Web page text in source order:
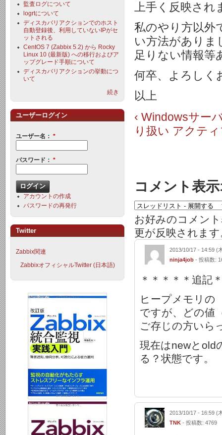
上手く反映さ
私のやり方以外
い方法がありま
足りない情報等
何卒、よろしく
以上
‹ Windowsサー
り扱い アクテ
コメント表
お好みのコメン
更が反映されます
2013/10/17 - 14:59 (
ninja4job - 投稿数:
＊＊＊＊＊追記
ヒープメモリ
ですが、どの値
ご存じの方いら
現在はnewとold
る？状態です。
2013/10/17 - 16:59 (
TNK - 投稿数: 4769
監査ログについて
logrtについて
ディスカバリアクションでのホスト
自動登録後、利用していないIPがセ
ットされる
CentOS 7 (Zabbix 5.2) から Rocky
Linux 10 (最新版) への移行およびア
ップグレード手順について
ディスカバリアクションの挙動につ
いて
続き
ユーザーログイン
ユーザー名： *
パスワード： *
アカウントの作成
パスワードの再発行
Twitter
Zabbix関連
ZabbixオフィシャルTwitter (日本語)